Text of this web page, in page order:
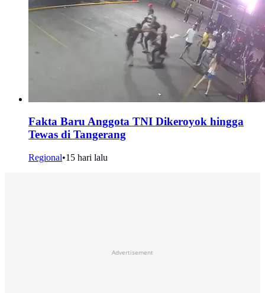
Fakta Baru Anggota TNI Dikeroyok hingga
Tewas di Tangerang
Regional•15 hari lalu
Advertisement